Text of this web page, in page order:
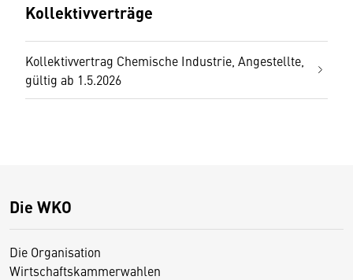
Kollektivverträge
Kollektivvertrag Chemische Industrie, Angestellte,
gültig ab 1.5.2026
Die WKO
Die Organisation
Wirtschaftskammerwahlen